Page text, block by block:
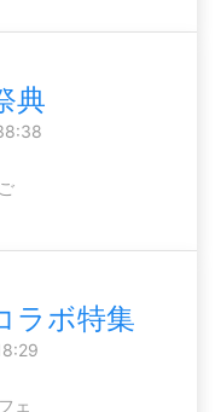
典
ラボ特集
ェ